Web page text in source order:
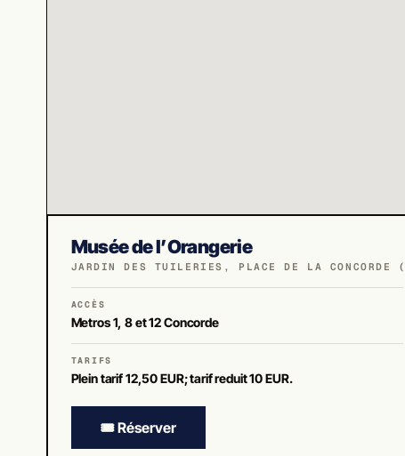
Musée de l’Orangerie
JARDIN DES TUILERIES, PLACE DE LA
ACCÈS
Metros 1, 8 et 12 Concorde
TARIFS
Plein tarif 12,50 EUR; tarif reduit 10 EUR.
🎟️ Réserver